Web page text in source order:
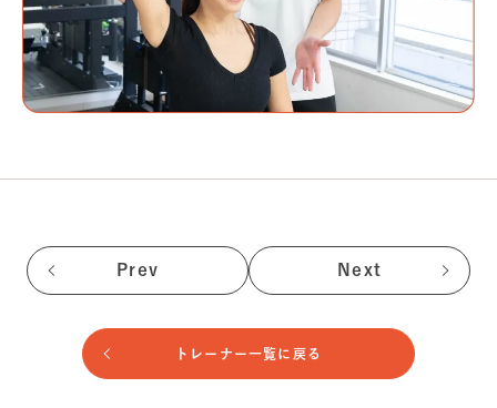
Prev Next
トレーナー一覧に戻る